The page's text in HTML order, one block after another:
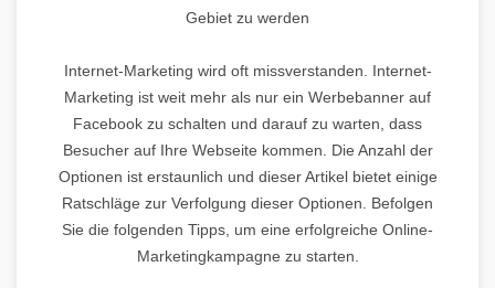
Gebiet zu werden
Internet-Marketing wird oft missverstanden. Internet-
Marketing ist weit mehr als nur ein Werbebanner auf
Facebook zu schalten und darauf zu warten, dass
Besucher auf Ihre Webseite kommen. Die Anzahl der
Optionen ist erstaunlich und dieser Artikel bietet einige
Ratschläge zur Verfolgung dieser Optionen. Befolgen
Sie die folgenden Tipps, um eine erfolgreiche Online-
Marketingkampagne zu starten.